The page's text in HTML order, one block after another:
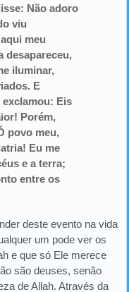
Não adoro
viu
meu
desapareceu,
iluminar,
E
Eis
Porém,
povo meu,
Eu me
e a terra;
entre os
deste evento na vida
um pode ver os
e que só Ele merece
são deuses, senão
de Allah. Através da